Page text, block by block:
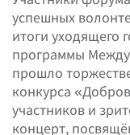
успешных
итоги уходящего
программы
прошло
конкурса
участников и
концерт,